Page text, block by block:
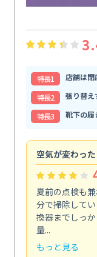
特⻑1
店舗は閉
特⻑2
張り替え
特⻑3
靴下の履
空気が変わった
夏前の点検も
分で掃除して
換器までしっ
量...
もっと見る